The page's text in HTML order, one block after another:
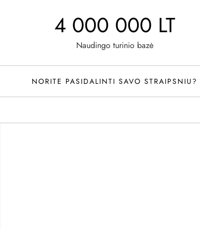
4 000 000 LT
Naudingo turinio bazė
NORITE PASIDALINTI SAVO STRAIPSNIU?